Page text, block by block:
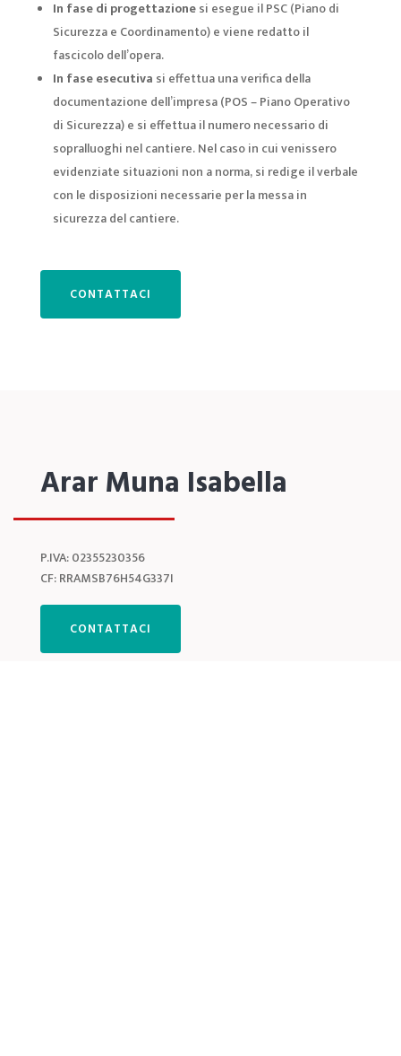
In fase di progettazionesi esegue il PSC (Piano di
Sicurezza e Coordinamento) e viene redatto il
fascicolo dell’opera.
In fase esecutiva si effettua una verifica della
documentazione dell’impresa (POS – Piano Operativo
di Sicurezza) e si effettua il numero necessario di
sopralluoghi nel cantiere. Nel caso in cui venissero
evidenziate situazioni non a norma, si redige il verbale
con le disposizioni necessarie per la messa in
sicurezza del cantiere.
CONTATTACI
Arar Muna Isabella
P.IVA: 02355230356
CF: RRAMSB76H54G337I
CONTATTACI